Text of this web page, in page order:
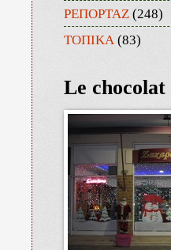
ΡΕΠΟΡΤΑΖ (248)
ΤΟΠΙΚΑ (83)
Le chocolat